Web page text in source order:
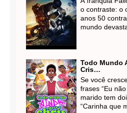
cinema
o contraste: o
anos 50
mundo
entregou uma
transposições
mas também
ácida que
com os
Todo Mundo
Cris…
Se você
frases “Eu
marido tem
“Carinha que